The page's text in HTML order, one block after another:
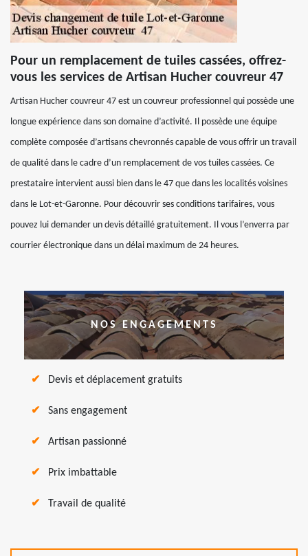
Pour un remplacement de tuiles cassées, offrez-
vous les services de Artisan Hucher couvreur 47
Artisan Hucher couvreur 47 est un couvreur professionnel qui possède une
longue expérience dans son domaine d’activité. Il possède une équipe
complète composée d’artisans chevronnés capable de vous offrir un travail
de qualité dans le cadre d’un remplacement de vos tuiles cassées. Ce
prestataire intervient aussi bien dans le 47 que dans les localités voisines
dans le Lot-et-Garonne. Pour découvrir ses conditions tarifaires, vous
pouvez lui demander un devis détaillé gratuitement. Il vous l’enverra par
courrier électronique dans un délai maximum de 24 heures.
NOS ENGAGEMENTS
Devis et déplacement gratuits
Sans engagement
Artisan passionné
Prix imbattable
Travail de qualité